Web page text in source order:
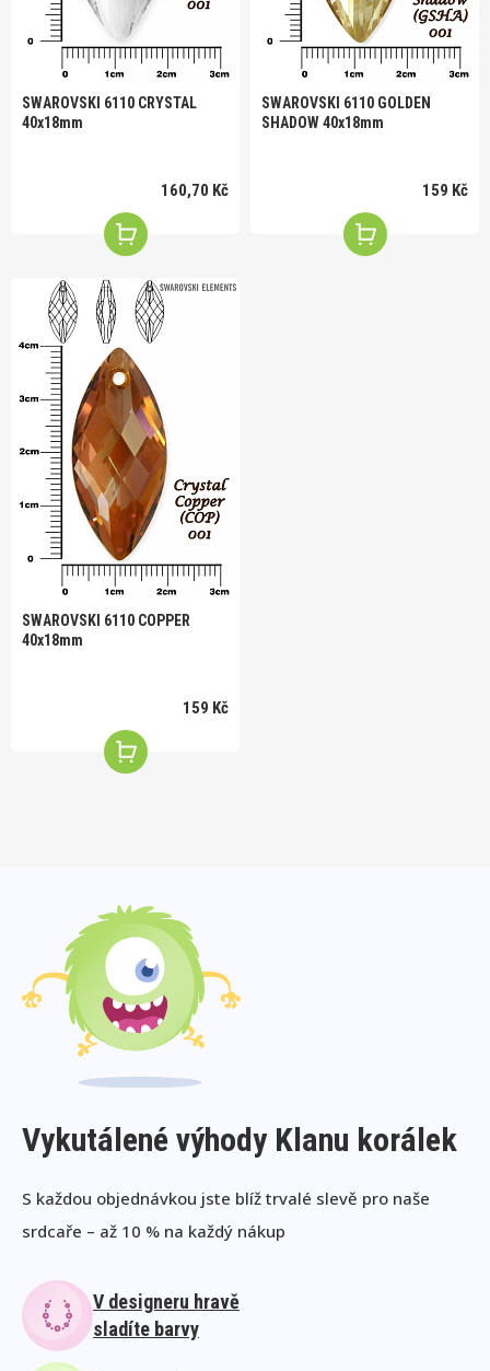
SWAROVSKI 6110 CRYSTAL
40x18mm
160,70 Kč
SWAROVSKI 6110 GOLDEN
SHADOW 40x18mm
159 Kč
SWAROVSKI 6110 COPPER
40x18mm
159 Kč
Vykutálené výhody Klanu korálek
S každou objednávkou jste blíž trvalé slevě pro naše
srdcaře – až 10 % na každý nákup
V designeru hravě
sladíte barvy